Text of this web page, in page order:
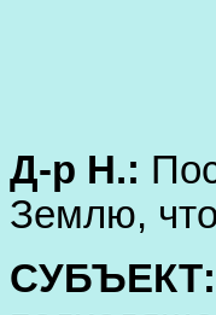
Д-р Н.:
Землю,
СУБЪЕКТ: